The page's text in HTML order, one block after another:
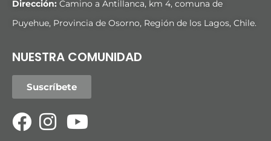
Dirección: Camino a Antillanca, km 4, comuna de
Puyehue, Provincia de Osorno, Región de los Lagos, Chile.
NUESTRA COMUNIDAD
Suscríbete